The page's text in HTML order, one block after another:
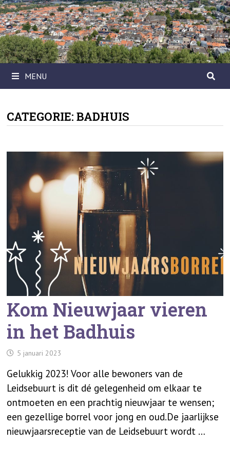
Ga
naar
de
inhoud
MENU
CATEGORIE: BADHUIS
Kom Nieuwjaar vieren
in het Badhuis
5 januari 2023
Gelukkig 2023! Voor alle bewoners van de
Leidsebuurt is dit dé gelegenheid om elkaar te
ontmoeten en een prachtig nieuwjaar te wensen;
een gezellige borrel voor jong en oud.De jaarlijkse
nieuwjaarsreceptie van de Leidsebuurt wordt …